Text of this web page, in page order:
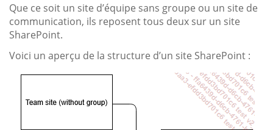
Que ce soit un site d’équipe sans groupe ou un site de
communication, ils reposent tous deux sur un site
SharePoint.
Voici un aperçu de la structure d’un site SharePoint :